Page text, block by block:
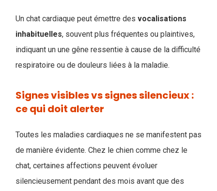
Un chat cardiaque peut émettre des vocalisations
inhabituelles, souvent plus fréquentes ou plaintives,
indiquant un une gêne ressentie à cause de la difficulté
respiratoire ou de douleurs liées à la maladie.
Signes visibles vs signes silencieux :
ce qui doit alerter
Toutes les maladies cardiaques ne se manifestent pas
de manière évidente. Chez le chien comme chez le
chat, certaines affections peuvent évoluer
silencieusement pendant des mois avant que des